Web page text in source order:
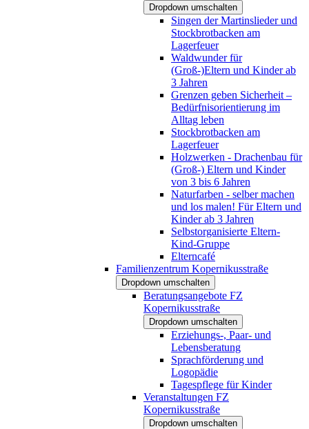
Dropdown umschalten
Singen der Martinslieder und
Stockbrotbacken am
Lagerfeuer
Waldwunder für
(Groß-)Eltern und Kinder ab
3 Jahren
Grenzen geben Sicherheit –
Bedürfnisorientierung im
Alltag leben
Stockbrotbacken am
Lagerfeuer
Holzwerken - Drachenbau für
(Groß-) Eltern und Kinder
von 3 bis 6 Jahren
Naturfarben - selber machen
und los malen! Für Eltern und
Kinder ab 3 Jahren
Selbstorganisierte Eltern-
Kind-Gruppe
Elterncafé
Familienzentrum Kopernikusstraße
Dropdown umschalten
Beratungsangebote FZ
Kopernikusstraße
Dropdown umschalten
Erziehungs-, Paar- und
Lebensberatung
Sprachförderung und
Logopädie
Tagespflege für Kinder
Veranstaltungen FZ
Kopernikusstraße
Dropdown umschalten